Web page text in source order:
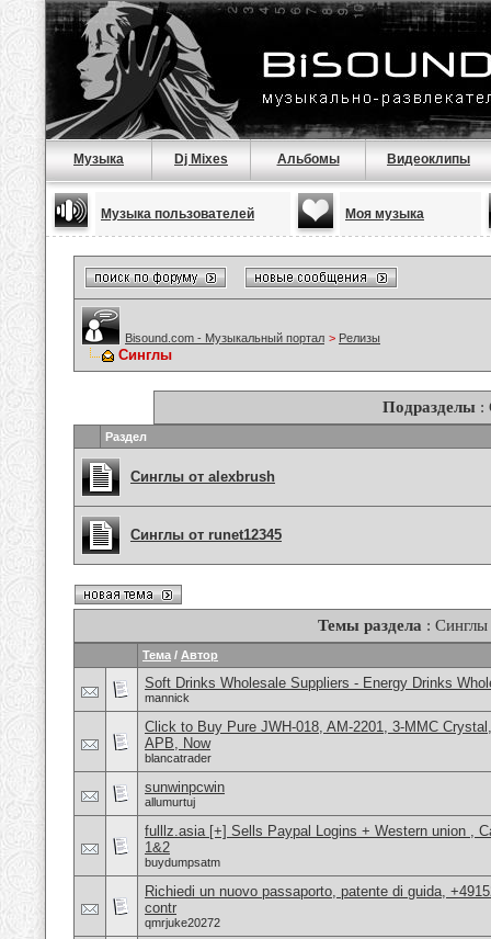
Музыка Dj Mixes Альбомы Видеоклипы
Музыка пользователей Моя музыка
Bisound.com - Музыкальный портал > Релизы
Синглы
Подразделы :
Раздел
Синглы от alexbrush
Синглы от runet12345
Темы раздела : Синглы
Тема / Автор
Soft Drinks Wholesale Suppliers - Energy Drinks
mannick
Click to Buy Pure JWH-018, AM-2201, 3-MMC
APB, Now
blancatrader
sunwinpcwin
allumurtuj
fulllz.asia [+] Sells Paypal Logins + Western union ,
1&2
buydumpsatm
Richiedi un nuovo passaporto, patente di guida,
contr
qmrjuke20272